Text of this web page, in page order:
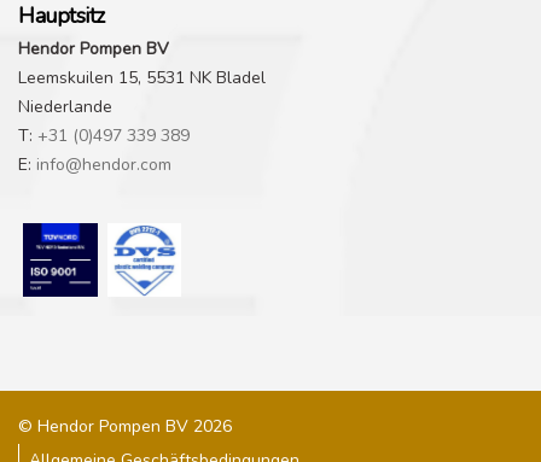
Hauptsitz
Hendor Pompen BV
Leemskuilen 15, 5531 NK Bladel
Niederlande
T: +31 (0)497 339 389
E: info@hendor.com
© Hendor Pompen BV 2026